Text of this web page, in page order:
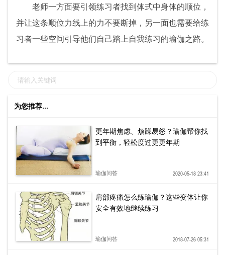
老师一方面要引领练习者找到体式中身体的顺位，
并让这条顺位力线上的力不要断掉，另一面也需要给练
习者一些空间引导他们自己踏上自我练习的瑜伽之路。
为您推荐...
更年期焦虑、烦躁易怒？瑜伽帮你找
到平衡，轻松度过更更年期
瑜伽问答 2020-05-18 23:41
肩部疼痛怎么练瑜伽？这些变体让你
安全有效地继续练习
瑜伽问答 2018-07-26 05:31